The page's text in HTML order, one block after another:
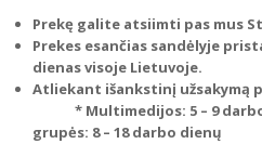
Prekę galite atsiimti pas mus
Prekes esančias sandėlyje
dienas visoje Lietuvoje.
Atliekant išankstinį užsakymą
* Multimedijos: 5 – 9
grupės: 8 – 18 darbo dienų